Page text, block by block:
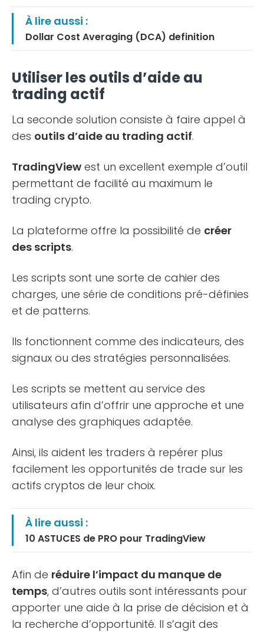
À lire aussi :
Dollar Cost Averaging (DCA) definition
Utiliser les outils d’aide au
trading actif
La seconde solution consiste à faire appel à
des outils d’aide au trading actif.
TradingView est un excellent exemple d’outil
permettant de facilité au maximum le
trading crypto.
La plateforme offre la possibilité de créer
des scripts.
Les scripts sont une sorte de cahier des
charges, une série de conditions pré-définies
et de patterns.
Ils fonctionnent comme des indicateurs, des
signaux ou des stratégies personnalisées.
Les scripts se mettent au service des
utilisateurs afin d’offrir une approche et une
analyse des graphiques adaptée.
Ainsi, ils aident les traders à repérer plus
facilement les opportunités de trade sur les
actifs cryptos de leur choix.
À lire aussi :
10 ASTUCES de PRO pour TradingView
Afin de réduire l’impact du manque de
temps, d’autres outils sont intéressants pour
apporter une aide à la prise de décision et à
la recherche d’opportunité. Il s’agit des